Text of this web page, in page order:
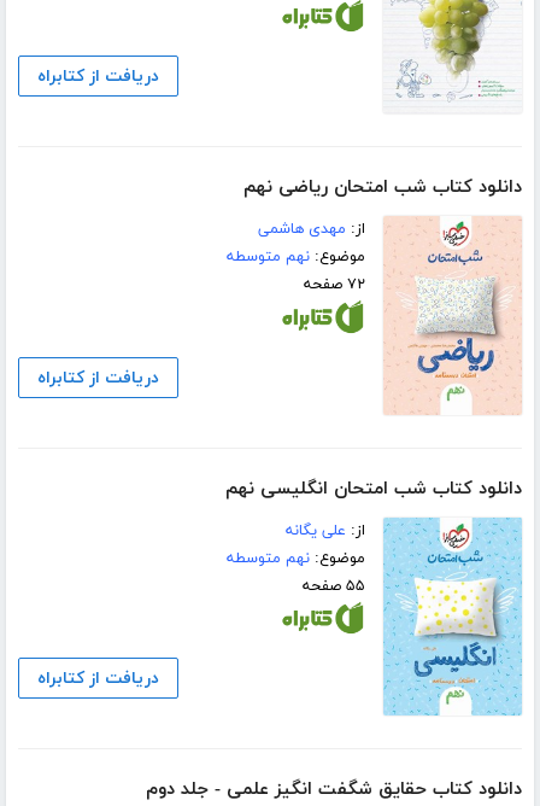
دریافت از کتابراه
دانلود کتاب شب امتحان ریاضی نهم
از: مهدی هاشمی
موضوع:نهم متوسطه
۷۲ صفحه
دریافت از کتابراه
دانلود کتاب شب امتحان انگلیسی نهم
از: علی یگانه
موضوع:نهم متوسطه
۵۵ صفحه
دریافت از کتابراه
دانلود کتاب حقایق شگفت انگیز علمی - جلد دوم